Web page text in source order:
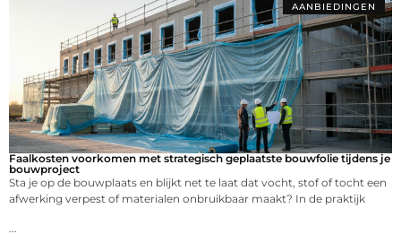
AANBIEDINGEN
Faalkosten voorkomen met strategisch geplaatste bouwfolie tijdens je
bouwproject
Sta je op de bouwplaats en blijkt net te laat dat vocht, stof of tocht een
afwerking verpest of materialen onbruikbaar maakt? In de praktijk